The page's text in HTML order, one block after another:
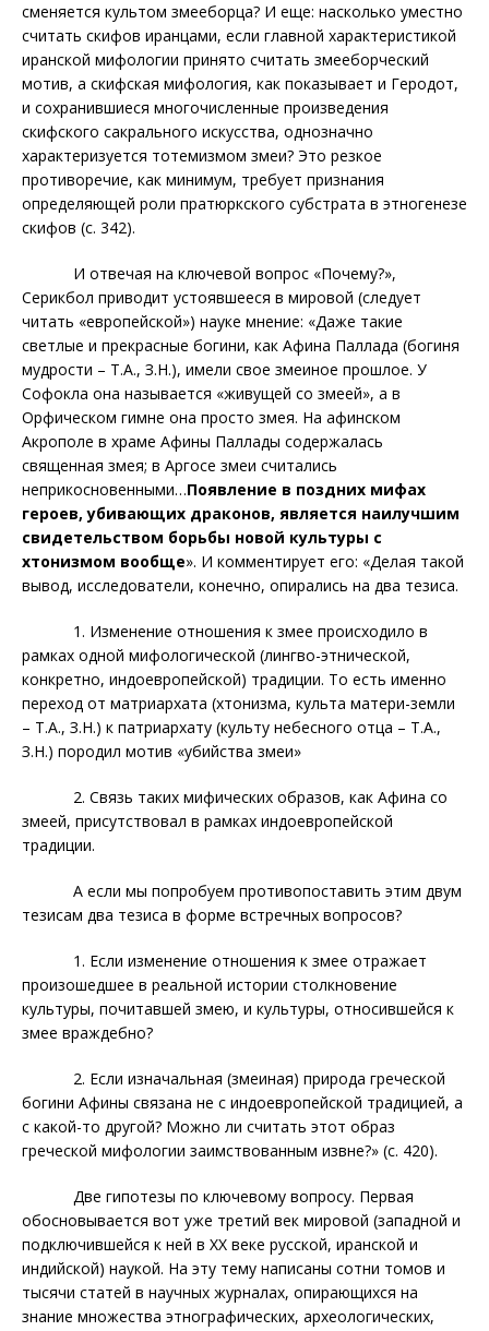
сменяется культом змееборца? И еще: насколько уместно
считать скифов иранцами, если главной характеристикой
иранской мифологии принято считать змееборческий
мотив, а скифская мифология, как показывает и Геродот,
и сохранившиеся многочисленные произведения
скифского сакрального искусства, однозначно
характеризуется тотемизмом змеи? Это резкое
противоречие, как минимум, требует признания
определяющей роли пратюркского субстрата в этногенезе
скифов (с. 342).
И отвечая на ключевой вопрос «Почему?»,
Серикбол приводит устоявшееся в мировой (следует
читать «европейской») науке мнение: «Даже такие
светлые и прекрасные богини, как Афина Паллада (богиня
мудрости – Т.А., З.Н.), имели свое змеиное прошлое. У
Софокла она называется «живущей со змеей», а в
Орфическом гимне она просто змея. На афинском
Акрополе в храме Афины Паллады содержалась
священная змея; в Аргосе змеи считались
неприкосновенными…Появление в поздних мифах
героев, убивающих драконов, является наилучшим
свидетельством борьбы новой культуры с
хтонизмом вообще». И комментирует его: «Делая такой
вывод, исследователи, конечно, опирались на два тезиса.
1. Изменение отношения к змее происходило в
рамках одной мифологической (лингво-этнической,
конкретно, индоевропейской) традиции. То есть именно
переход от матриархата (хтонизма, культа матери-земли
– Т.А., З.Н.) к патриархату (культу небесного отца – Т.А.,
З.Н.) породил мотив «убийства змеи»
2. Связь таких мифических образов, как Афина со
змеей, присутствовал в рамках индоевропейской
традиции.
А если мы попробуем противопоставить этим двум
тезисам два тезиса в форме встречных вопросов?
1. Если изменение отношения к змее отражает
произошедшее в реальной истории столкновение
культуры, почитавшей змею, и культуры, относившейся к
змее враждебно?
2. Если изначальная (змеиная) природа греческой
богини Афины связана не с индоевропейской традицией, а
с какой-то другой? Можно ли считать этот образ
греческой мифологии заимствованным извне?» (с. 420).
Две гипотезы по ключевому вопросу. Первая
обосновывается вот уже третий век мировой (западной и
подключившейся к ней в ХХ веке русской, иранской и
индийской) наукой. На эту тему написаны сотни томов и
тысячи статей в научных журналах, опирающихся на
знание множества этнографических, археологических,